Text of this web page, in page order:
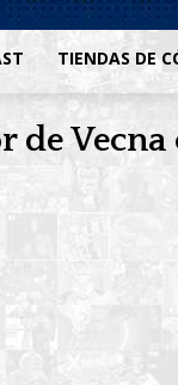
TIENDAS DE
de